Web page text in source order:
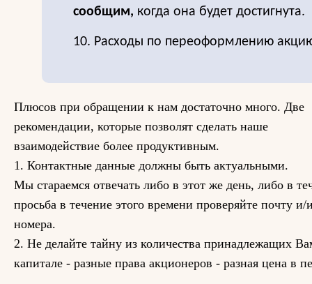
сообщим, когда она будет достигнута.
10. Расходы по переоформлению
Плюсов при обращении к нам достаточно много. Две
рекомендации, которые позволят сделать наше
взаимодействие более продуктивным.
1. Контактные данные должны быть актуальными.
Мы стараемся отвечать либо в этот же день, либо в
просьба в течение этого времени проверяйте почту
номера.
2. Не делайте тайну из количества принадлежащих
капитале - разные права акционеров - разная цена в